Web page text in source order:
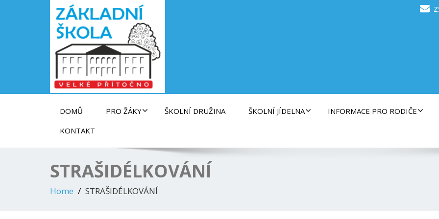
DOMŮ PRO ŽÁKY ŠKOLNÍ DRUŽINA ŠKOLNÍ JÍDELNA
INFORMACE PRO RODIČE
KONTAKT
STRAŠIDÉLKOVÁNÍ
Home STRAŠIDÉLKOVÁNÍ